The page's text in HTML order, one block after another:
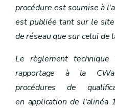
procédure est soumise à
est publiée tant sur le
de réseau que sur celui de
Le règlement
rapportage à la
procédures de
en application de